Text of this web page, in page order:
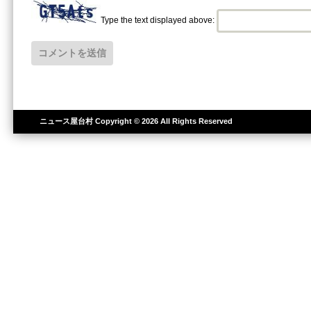
Type the text displayed above:
ニュース屋台村Copyright © 2026 All Rights Reserved